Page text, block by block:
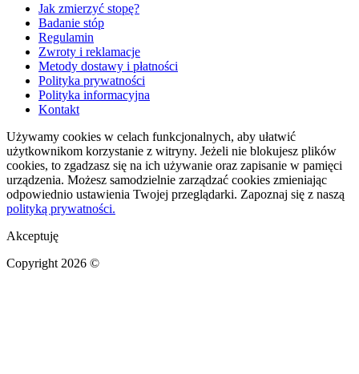
Jak zmierzyć stopę?
Badanie stóp
Regulamin
Zwroty i reklamacje
Metody dostawy i płatności
Polityka prywatności
Polityka informacyjna
Kontakt
Używamy cookies w celach funkcjonalnych, aby ułatwić
użytkownikom korzystanie z witryny. Jeżeli nie blokujesz plików
cookies, to zgadzasz się na ich używanie oraz zapisanie w pamięci
urządzenia. Możesz samodzielnie zarządzać cookies zmieniając
odpowiednio ustawienia Twojej przeglądarki. Zapoznaj się z naszą
polityką prywatności.
Akceptuję
Copyright 2026 ©